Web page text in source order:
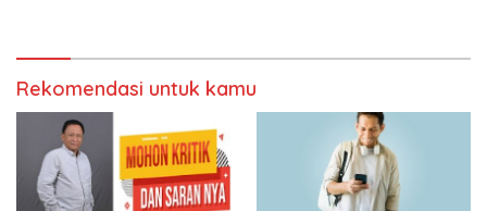
Rekomendasi untuk kamu